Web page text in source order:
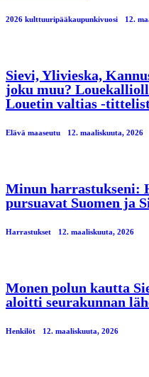
2026 kulttuuripääkaupunkivuosi 12.
Sievi, Ylivieska,
joku muu?
Louetin valtias -
Elävä maaseutu 12. maaliskuuta, 2026
Minun harrastukseni:
pursuavat Suomen ja
Harrastukset 12. maaliskuuta, 2026
Monen polun kautta
aloitti seurakunnan
Henkilöt 12. maaliskuuta, 2026